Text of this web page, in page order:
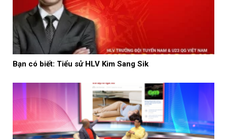
Bạn có biết: Tiểu sử HLV Kim Sang Sik